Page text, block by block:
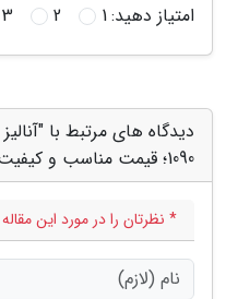
امتیاز دهید:1
2
3
1090؛ قیمت مناسب و کیفیت خوب"
* نظرتان را در مورد این